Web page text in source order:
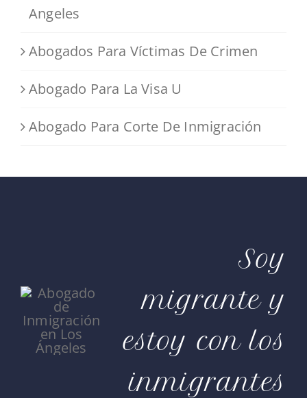
Angeles
Abogados Para Víctimas De Crimen
Abogado Para La Visa U
Abogado Para Corte De Inmigración
Soy
migrante y
estoy con los
inmigrantes